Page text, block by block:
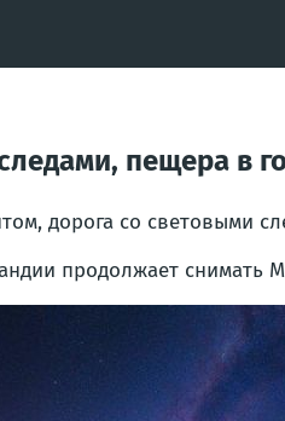
пещера в
дорога со световыми
продолжает снимать